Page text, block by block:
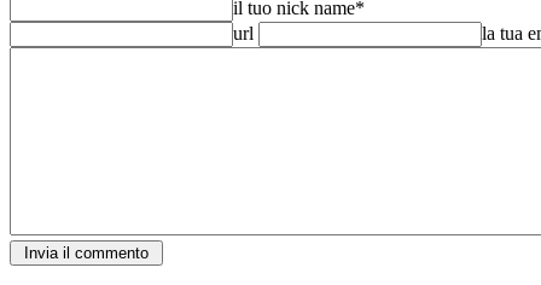
il tuo nick name*
url
la tua